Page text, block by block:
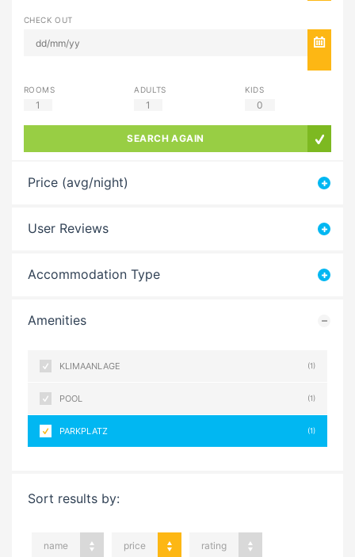
CHECK OUT
ROOMS
1
ADULTS
1
KIDS
0
SEARCH AGAIN
Price (avg/night)
User Reviews
Accommodation Type
Amenities
KLIMAANLAGE (1)
POOL (1)
PARKPLATZ (1)
Sort results by:
name price rating